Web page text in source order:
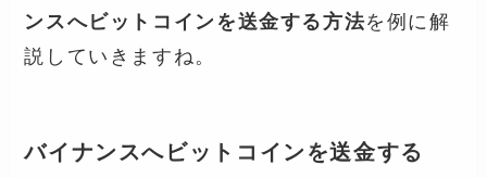
ンスへビットコインを送金する方法を例に解
説していきますね。
バイナンスへビットコインを送金する